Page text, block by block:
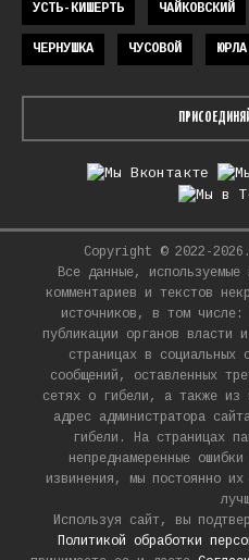
УСТЬ-КИШЕРТЬ ЧАЙКОВСКИЙ
ЧЕРНУШКА ЧУСОВОЙ ЮРЛА
Copyright © 2022-
Все данные,
комментариев и текстов
источников, в том числе:
публикации органов власти
страницах в
сообщений, оставленных
сетях о гибели, а также из
адрес администратора
гибели. На страницах
непреднамеренные
извинения, мы постоянно
Используя сайт, вы
Политикой обработки